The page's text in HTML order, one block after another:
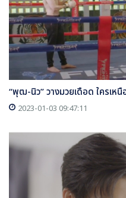
“พุฒ-นิว” วางมวยเดือด ใครเห
2023-01-03 09:47:11